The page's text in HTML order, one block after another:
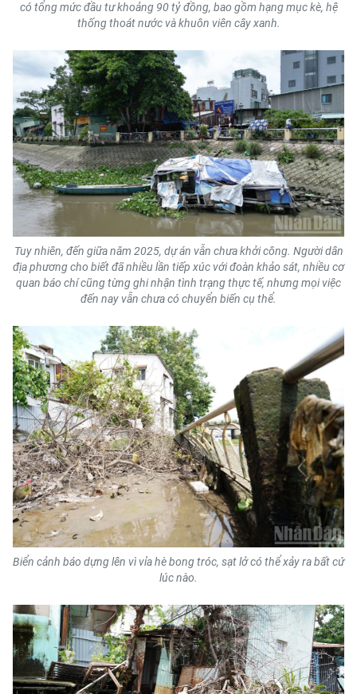
có tổng mức đầu tư khoảng 90 tỷ đồng, bao gồm hạng mục kè, hệ
thống thoát nước và khuôn viên cây xanh.
Tuy nhiên, đến giữa năm 2025, dự án vẫn chưa khởi công. Người dân
địa phương cho biết đã nhiều lần tiếp xúc với đoàn khảo sát, nhiều cơ
quan báo chí cũng từng ghi nhận tình trạng thực tế, nhưng mọi việc
đến nay vẫn chưa có chuyển biến cụ thể.
Biển cảnh báo dựng lên vì vỉa hè bong tróc, sạt lở có thể xảy ra bất cứ
lúc nào.